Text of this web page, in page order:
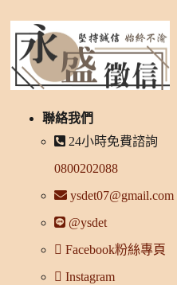
聯絡我們
24小時免費諮詢
0800202088
ysdet07@gmail.com
@ysdet
Facebook粉絲專頁
Instagram